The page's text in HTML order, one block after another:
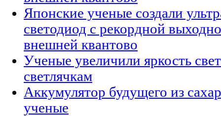
Японские ученые создали
светодиод с рекордной
внешней квантово
Ученые увеличили яркость
светлячкам
Аккумулятор будущего из
ученые